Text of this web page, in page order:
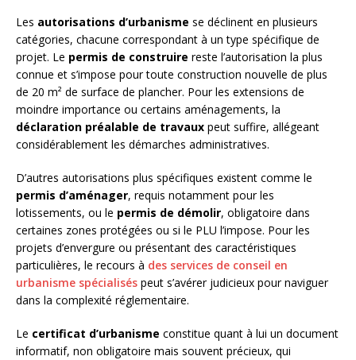
Les autorisations d’urbanisme se déclinent en plusieurs
catégories, chacune correspondant à un type spécifique de
projet. Le permis de construire reste l’autorisation la plus
connue et s’impose pour toute construction nouvelle de plus
de 20 m² de surface de plancher. Pour les extensions de
moindre importance ou certains aménagements, la
déclaration préalable de travaux peut suffire, allégeant
considérablement les démarches administratives.
D’autres autorisations plus spécifiques existent comme le
permis d’aménager, requis notamment pour les
lotissements, ou le permis de démolir, obligatoire dans
certaines zones protégées ou si le PLU l’impose. Pour les
projets d’envergure ou présentant des caractéristiques
particulières, le recours à des services de conseil en
urbanisme spécialisés peut s’avérer judicieux pour naviguer
dans la complexité réglementaire.
Le certificat d’urbanisme constitue quant à lui un document
informatif, non obligatoire mais souvent précieux, qui